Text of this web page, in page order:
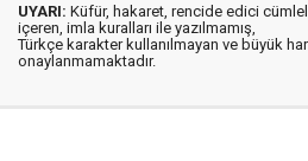
UYARI: Küfür, hakaret, rencide edici
içeren, imla kuralları ile yazılmamış,
Türkçe karakter kullanılmayan ve büyük
onaylanmamaktadır.